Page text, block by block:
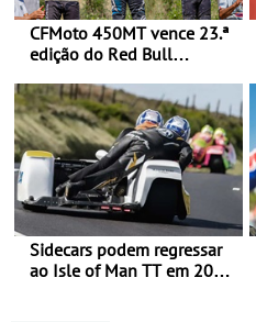
CFMoto 450MT vence 23.ª
edição do Red Bull
Categorias Adventure -
Vitória na Ultimate, Core e
Lite
Sidecars podem regressar
ao Isle of Man TT em 2027